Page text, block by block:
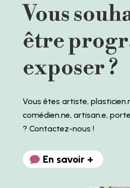
Vous
être
exposer ?
Vous êtes artiste,
comédien.ne, artisan.e,
? Contactez-nous !
En savoir +